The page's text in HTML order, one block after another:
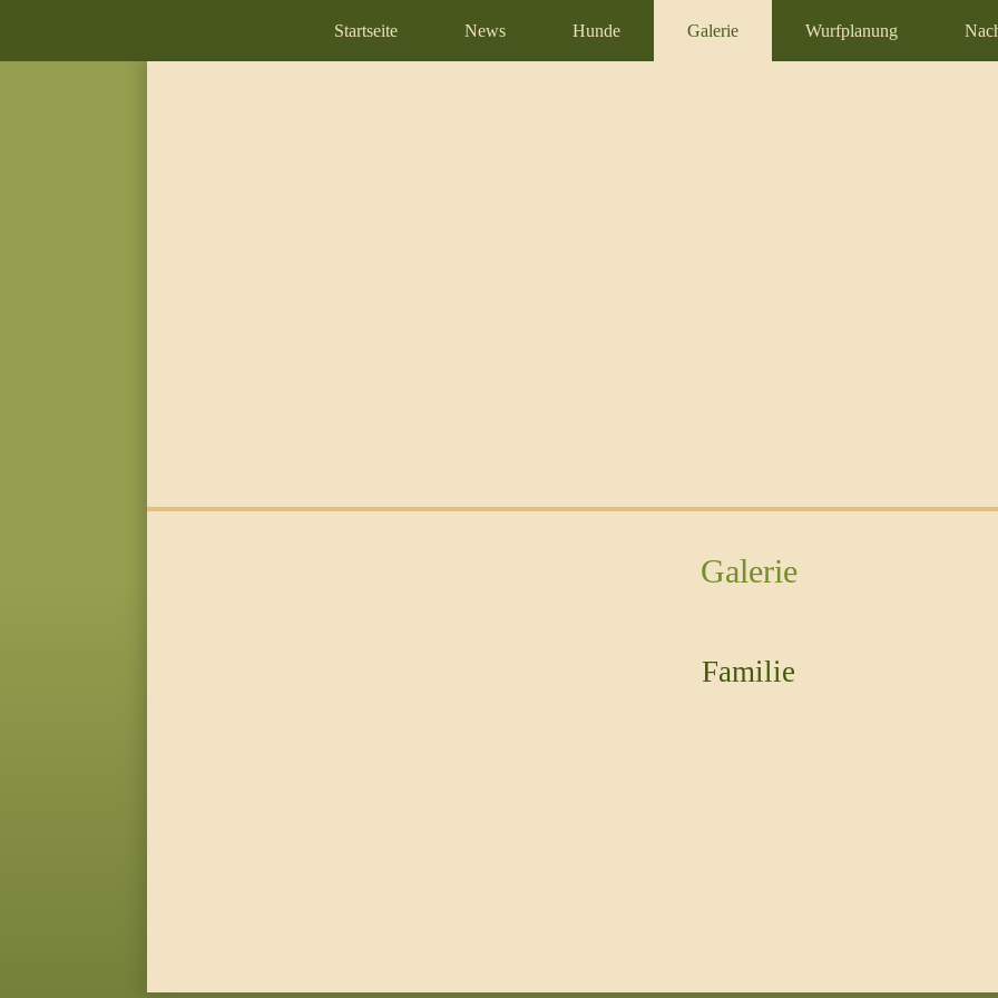
Startseite News Hunde Galerie Wurfplanung
Galerie
Familie